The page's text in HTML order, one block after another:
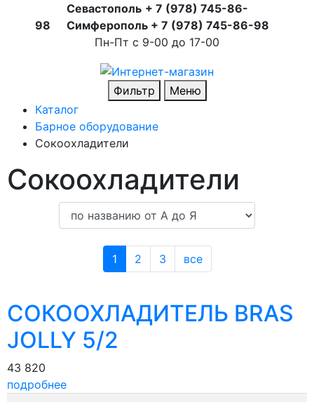
Севастополь + 7 (978) 745-86-
98
Симферополь + 7 (978) 745-86-98
Пн-Пт с 9-00 до 17-00
Фильтр
Меню
Каталог
Барное оборудование
Сокоохладители
Сокоохладители
1 2 3 все
СОКООХЛАДИТЕЛЬ BRAS
JOLLY 5/2
43 820
подробнее